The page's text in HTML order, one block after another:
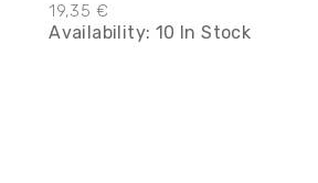
19,35 €
Availability: 10 In Stock